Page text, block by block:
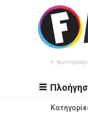
Παράκαμψη προς το